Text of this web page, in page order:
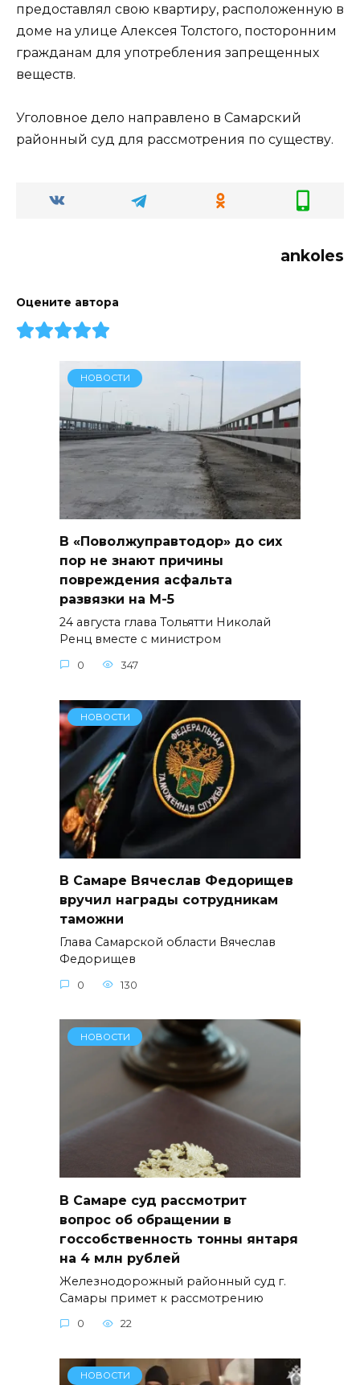
предоставлял свою квартиру, расположенную в
доме на улице Алексея Толстого, посторонним
гражданам для употребления запрещенных
веществ.
Уголовное дело направлено в Самарский
районный суд для рассмотрения по существу.
ankoles
Оцените автора
НОВОСТИ
В «Поволжуправтодор» до сих
пор не знают причины
повреждения асфальта
развязки на М-5
24 августа глава Тольятти Николай
Ренц вместе с министром
0 347
НОВОСТИ
В Самаре Вячеслав Федорищев
вручил награды сотрудникам
таможни
Глава Самарской области Вячеслав
Федорищев
0 130
НОВОСТИ
В Самаре суд рассмотрит
вопрос об обращении в
госсобственность тонны янтаря
на 4 млн рублей
Железнодорожный районный суд г.
Самары примет к рассмотрению
0 22
НОВОСТИ